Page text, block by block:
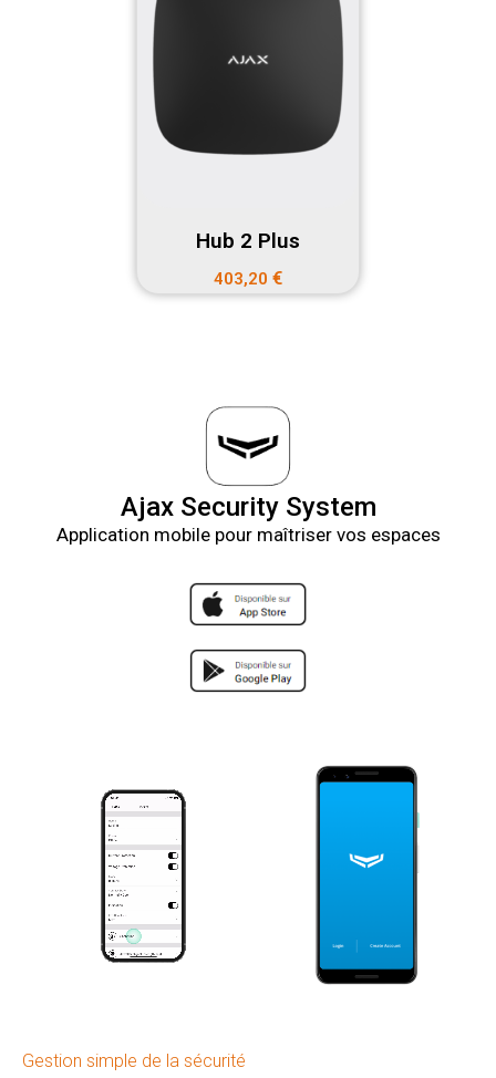
Hub 2 Plus
403,20 €
Ajax Security System
Application mobile pour maîtriser vos espaces
Gestion simple de la sécurité